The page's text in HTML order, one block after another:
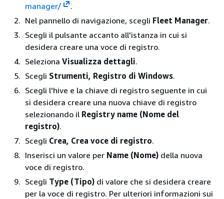
manager/
.
Nel pannello di navigazione, scegli Fleet Manager.
Scegli il pulsante accanto all'istanza in cui si
desidera creare una voce di registro.
Seleziona Visualizza dettagli.
Scegli Strumenti, Registro di Windows.
Scegli l'hive e la chiave di registro seguente in cui
si desidera creare una nuova chiave di registro
selezionando il Registry name (Nome del
registro).
Scegli Crea, Crea voce di registro.
Inserisci un valore per Name (Nome) della nuova
voce di registro.
Scegli Type (Tipo) di valore che si desidera creare
per la voce di registro. Per ulteriori informazioni sui